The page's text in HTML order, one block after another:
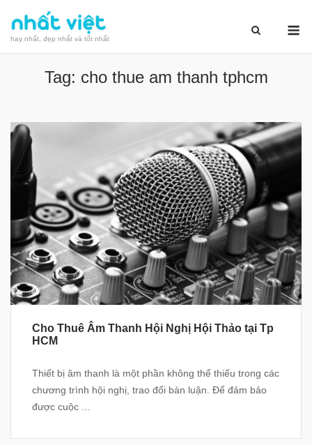
content
hay nhất, đẹp nhất và tốt nhất
Tag: cho thue am thanh tphcm
Cho Thuê Âm Thanh Hội Nghị Hội Thảo tại Tp
HCM
Thiết bị âm thanh là một phần không thể thiếu trong các
chương trình hội nghị, trao đổi bàn luận. Để đảm bảo
được cuộc ...